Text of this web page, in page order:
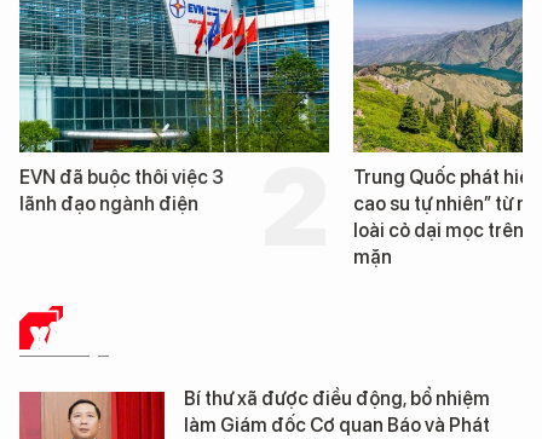
buộc thôi việc 3
ngành điện
Trung Quốc phát hiện “mỏ
cao su tự nhiên” từ một
loài cỏ dại mọc trên đất
XÃ HỘI
Bí thư xã được điều động, bổ nhiệm
làm Giám đốc Cơ quan Báo và Phát